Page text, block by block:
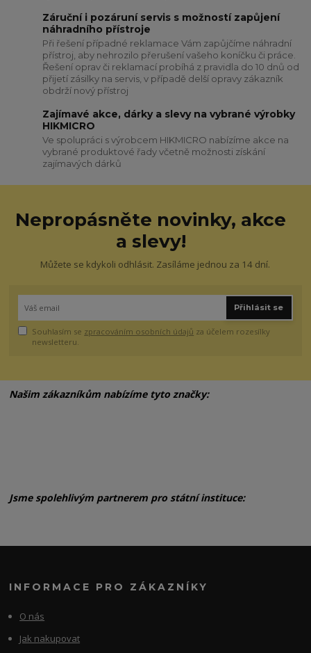
Záruční i pozáruní servis s možností zapůjení
náhradního přístroje
Při řešení případné reklamace Vám zapůjčíme náhradní
přístroj, aby nehrozilo přerušení vašeho koníčku či práce.
Řešení oprav či reklamací probíhá z pravidla do 10 dnů od
přijetí zásilky na servis, v případě delší opravy zákazník
obdrží nový přístroj
Zajímavé akce, dárky a slevy na vybrané výrobky
HIKMICRO
Ve spolupráci s výrobcem HIKMICRO nabízíme akce na
vybrané produktové řady včetně možnosti získání
zajímavých dárků
Nepropásněte novinky, akce
a slevy!
Můžete se kdykoli odhlásit. Zasíláme jednou za 14 dní.
Přihlásit se
Souhlasím se zpracováním osobních údajů za účelem rozesílky
newsletteru.
Našim zákazníkům nabízíme tyto značky:
Jsme spolehlivým partnerem pro státní instituce:
INFORMACE PRO ZÁKAZNÍKY
O nás
Jak nakupovat